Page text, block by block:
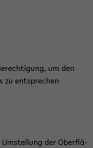
um den
zu ent­spre­chen
Um­stel­lung der Ober­flä­